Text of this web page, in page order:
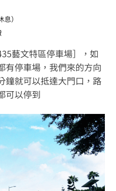
）
藝文特區停車場］，如
有停車場，我們來的方向
鐘就可以抵達大門口，路
可以停到